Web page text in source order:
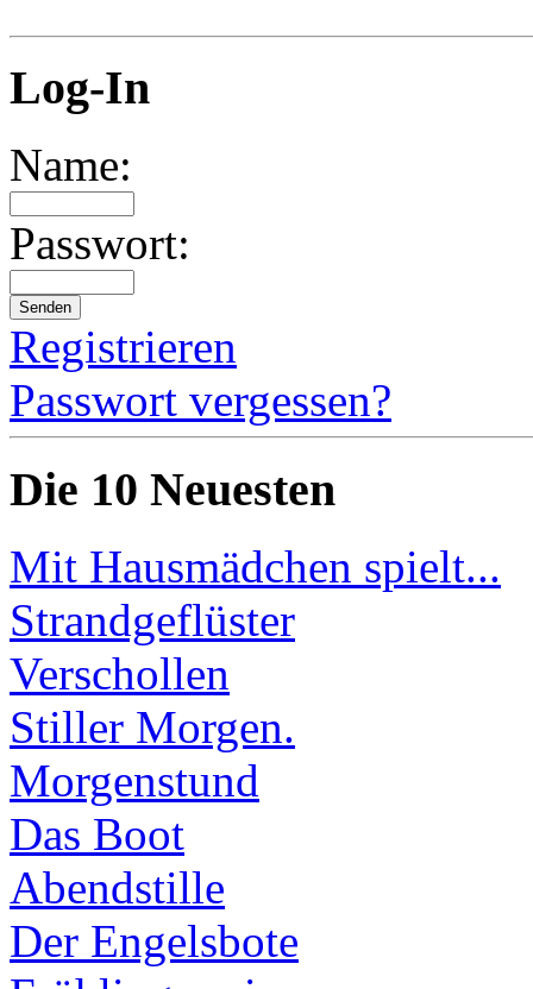
Log-In
Name:
Passwort:
Registrieren
Passwort vergessen?
Die 10 Neuesten
Mit Hausmädchen spielt...
Strandgeflüster
Verschollen
Stiller Morgen.
Morgenstund
Das Boot
Abendstille
Der Engelsbote